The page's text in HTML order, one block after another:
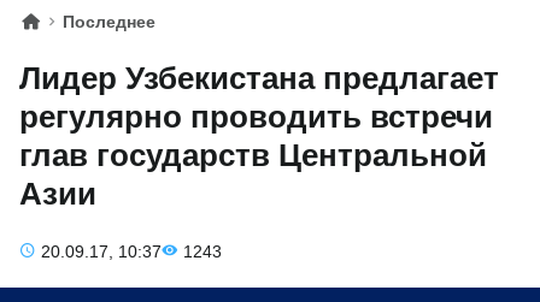
Последнее
Лидер Узбекистана предлагает
регулярно проводить встречи
глав государств Центральной
Азии
20.09.17, 10:37 1243